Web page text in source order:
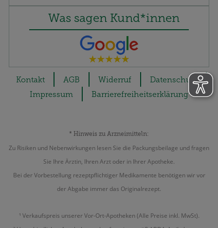
Was sagen Kund*innen
Kontakt AGB Widerruf
Datenschutz
Impressum
Barrierefreiheitserklärung
* Hinweis zu Arzneimitteln:
Zu Risiken und Nebenwirkungen lesen Sie die Packungsbeilage und fragen
Sie Ihre Ärztin, Ihren Arzt oder in Ihrer Apotheke.
Bei der Vorbestellung rezeptpflichtiger Medikamente benötigen wir vor
der Abgabe immer das Originalrezept.
¹ Verkaufspreis unserer Vor-Ort-Apotheken (Alle Preise inkl. MwSt).